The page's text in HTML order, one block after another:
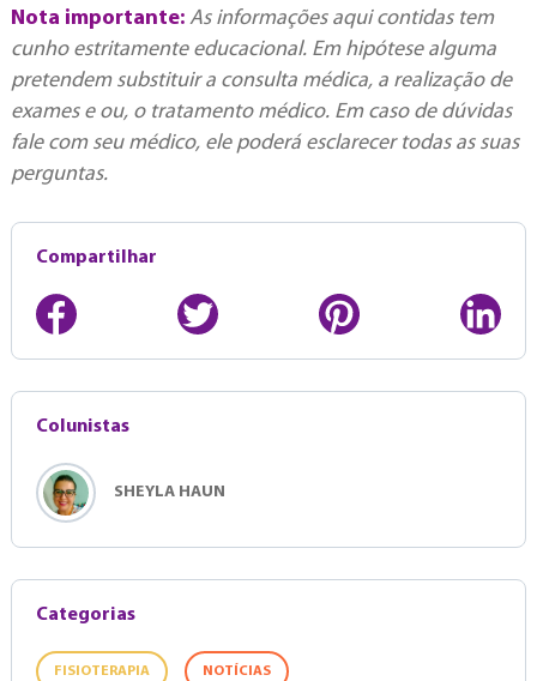
Nota importante:As informações aqui contidas tem
cunho estritamente educacional. Em hipótese alguma
pretendem substituir a consulta médica, a realização de
exames e ou, o tratamento médico. Em caso de dúvidas
fale com seu médico, ele poderá esclarecer todas as suas
perguntas.
Compartilhar
Colunistas
SHEYLA HAUN
Categorias
FISIOTERAPIA NOTÍCIAS